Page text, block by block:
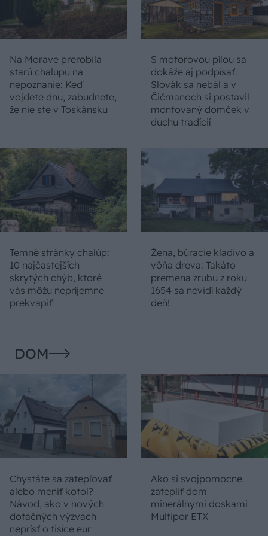
Na Morave prerobila
starú chalupu na
nepoznanie: Keď
vojdete dnu, zabudnete,
že nie ste v Toskánsku
S motorovou pílou sa
dokáže aj podpísať.
Slovák sa nebál a v
Čičmanoch si postavil
montovaný domček v
duchu tradícií
Temné stránky chalúp:
10 najčastejších
skrytých chýb, ktoré
vás môžu nepríjemne
prekvapiť
Žena, búracie kladivo a
vôňa dreva: Takáto
premena zrubu z roku
1654 sa nevidí každý
deň!
DOM
Chystáte sa zatepľovať
alebo meniť kotol?
Návod, ako v nových
dotačných výzvach
neprísť o tisíce eur
Ako si svojpomocne
zatepliť dom
minerálnymi doskami
Multipor ETX